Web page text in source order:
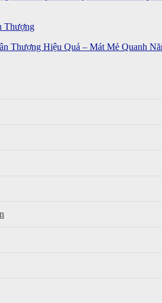
Thượng Hiệu Quả – Mát Mẻ Quanh